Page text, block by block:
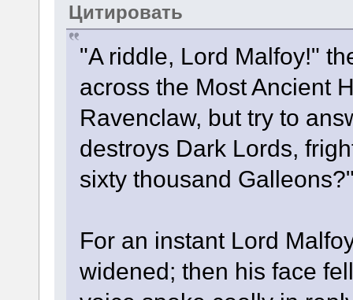
Цитировать
"A riddle, Lord Malfoy!"
across the Most Ancient
Ravenclaw, but try to
destroys Dark Lords,
sixty thousand
For an instant Lord
widened; then his face